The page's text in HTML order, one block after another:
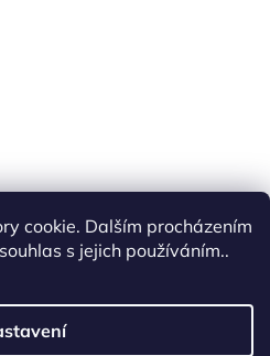
cookie. Dalším procházením
s jejich používáním..
Shoptet